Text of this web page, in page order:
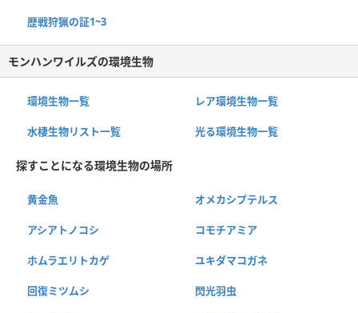
歴戦狩猟の証1~3
モンハンワイルズの環境生物
環境生物一覧 レア環境生物一覧
水棲生物リスト一覧 光る環境生物一覧
探すことになる環境生物の場所
黄金魚 オメカシプテルス
アシアトノコシ コモチアミア
ホムラエリトカゲ ユキダマコガネ
回復ミツムシ 閃光羽虫